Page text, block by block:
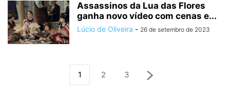
Assassinos da Lua das Flores
ganha novo vídeo com cenas e...
Lúcio de Oliveira - 26 de setembro de 2023
1 2 3